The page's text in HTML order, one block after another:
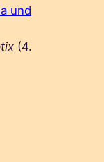
und
(4.